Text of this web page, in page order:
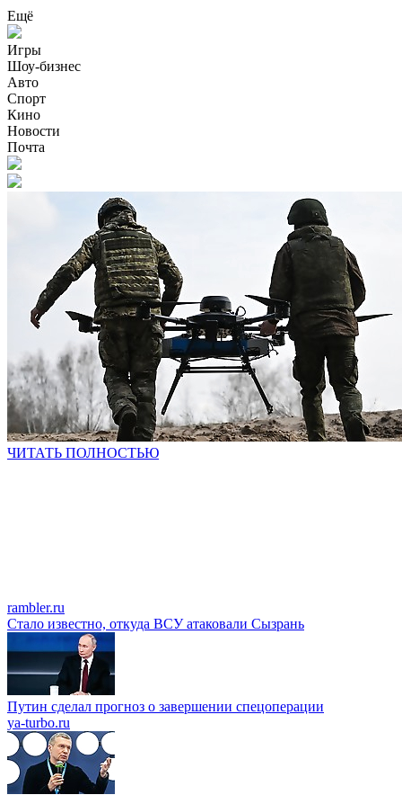
Ещё
Игры
Шоу-бизнес
Авто
Спорт
Кино
Новости
Почта
ЧИТАТЬ ПОЛНОСТЬЮ
rambler.ru
Стало известно, откуда ВСУ атаковали Сызрань
Путин сделал прогноз о завершении спецоперации
ya-turbo.ru